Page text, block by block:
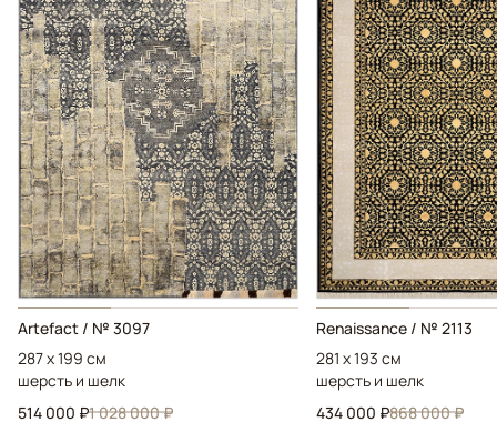
Artefact / № 3097
287 x 199 см
шерсть и шелк
514 000 ₽1 028 000 ₽
Renaissance / № 2113
281 x 193 см
шерсть и шелк
434 000 ₽868 000 ₽